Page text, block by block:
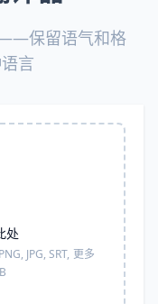
保留语气和格
言
处
JPG, SRT, 更多